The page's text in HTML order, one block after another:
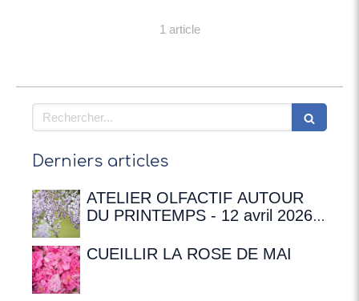
1 article
Rechercher
Derniers articles
ATELIER OLFACTIF AUTOUR
DU PRINTEMPS - 12 avril 2026 à
Chateaubriand
CUEILLIR LA ROSE DE MAI